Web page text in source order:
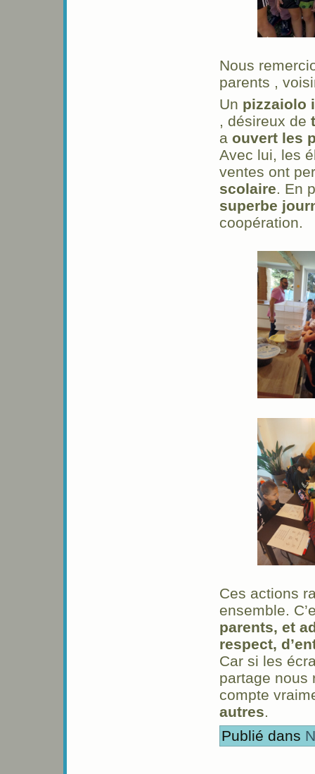
Nous
parents ,
Un pizzaiolo
, désireux de
a ouvert les
Avec lui, les
ventes ont
scolaire . En
superbe
coopération.
Ces actions
ensemble.
parents, et
respect,
Car si les
partage nous
compte
autres.
Publié dans